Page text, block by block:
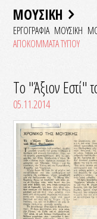
ΜΟΥΣΙΚΗ
ΕΡΓΟΓΡΑΦΙΑ ΜΟΥΣΙΚΗ
ΑΠΟΚΟΜΜΑΤΑ ΤΥΠΟΥ
Το "Άξιον Εστί"
05.11.2014